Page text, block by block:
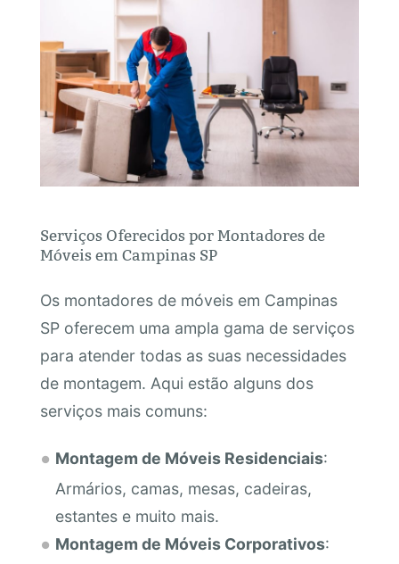
Serviços Oferecidos por Montadores de
Móveis em Campinas SP
Os montadores de móveis em Campinas
SP oferecem uma ampla gama de serviços
para atender todas as suas necessidades
de montagem. Aqui estão alguns dos
serviços mais comuns:
Montagem de Móveis Residenciais:
Armários, camas, mesas, cadeiras,
estantes e muito mais.
Montagem de Móveis Corporativos: